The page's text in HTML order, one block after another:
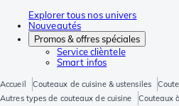
Explorer tous nos univers
Nouveautés
Promos & offres spéciales
Service clièntele
Smart infos
Accueil Couteaux de cuisine & ustensiles
Autres types de couteaux de cuisine
Couteaux